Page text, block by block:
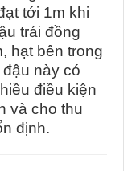
tới 1m khi
trái đồng
hạt bên trong
này có
điều kiện
và cho thu
định.